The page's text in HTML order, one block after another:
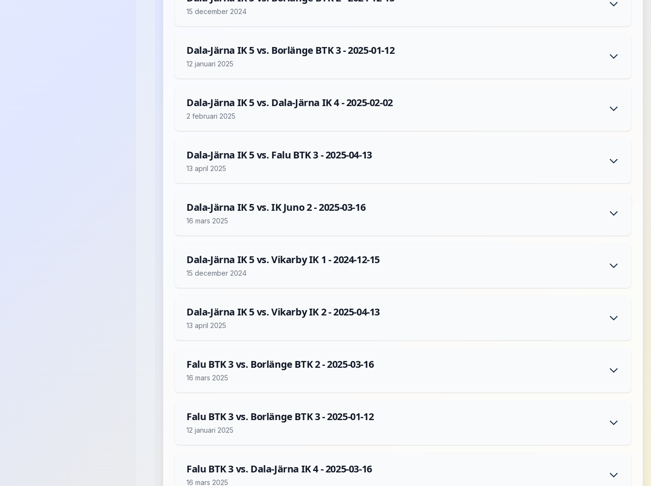
15 december 2024
Dala-Järna IK 5 vs. Borlänge BTK 3 - 2025-01-12
12 januari 2025
Dala-Järna IK 5 vs. Dala-Järna IK 4 - 2025-02-02
2 februari 2025
Dala-Järna IK 5 vs. Falu BTK 3 - 2025-04-13
13 april 2025
Dala-Järna IK 5 vs. IK Juno 2 - 2025-03-16
16 mars 2025
Dala-Järna IK 5 vs. Vikarby IK 1 - 2024-12-15
15 december 2024
Dala-Järna IK 5 vs. Vikarby IK 2 - 2025-04-13
13 april 2025
Falu BTK 3 vs. Borlänge BTK 2 - 2025-03-16
16 mars 2025
Falu BTK 3 vs. Borlänge BTK 3 - 2025-01-12
12 januari 2025
Falu BTK 3 vs. Dala-Järna IK 4 - 2025-03-16
16 mars 2025